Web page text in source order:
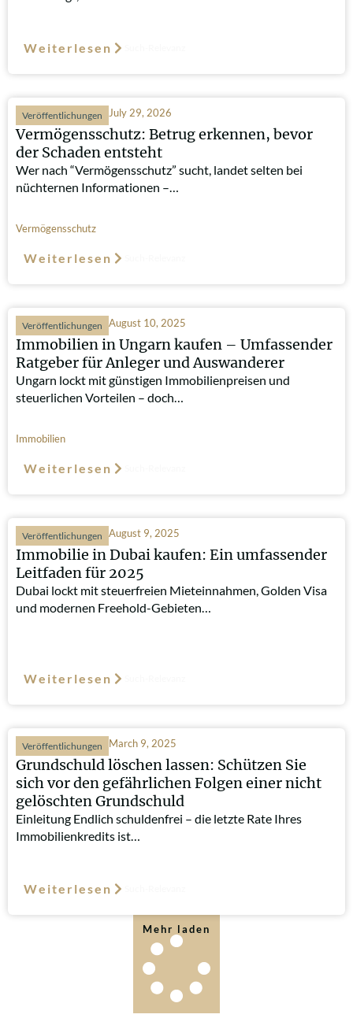
Weiterlesen
Veröffentlichungen July 29, 2026
Vermögensschutz: Betrug erkennen, bevor
der Schaden entsteht
Wer nach “Vermögensschutz” sucht, landet selten bei
nüchternen Informationen –…
Vermögensschutz
Weiterlesen
Veröffentlichungen August 10, 2025
Immobilien in Ungarn kaufen – Umfassender
Ratgeber für Anleger und Auswanderer
Ungarn lockt mit günstigen Immobilienpreisen und
steuerlichen Vorteilen – doch…
Immobilien
Weiterlesen
Veröffentlichungen August 9, 2025
Immobilie in Dubai kaufen: Ein umfassender
Leitfaden für 2025
Dubai lockt mit steuerfreien Mieteinnahmen, Golden Visa
und modernen Freehold-Gebieten…
Weiterlesen
Veröffentlichungen March 9, 2025
Grundschuld löschen lassen: Schützen Sie
sich vor den gefährlichen Folgen einer nicht
gelöschten Grundschuld
Einleitung Endlich schuldenfrei – die letzte Rate Ihres
Immobilienkredits ist…
Weiterlesen
Mehr laden